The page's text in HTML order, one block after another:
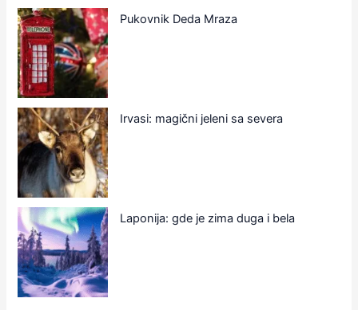
Pukovnik Deda Mraza
Irvasi: magični jeleni sa severa
Laponija: gde je zima duga i bela